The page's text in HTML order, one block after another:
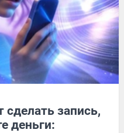
запись,
деньги: